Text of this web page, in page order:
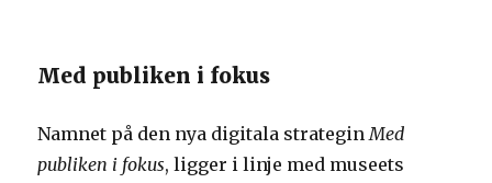
Med publiken i fokus
Namnet på den nya digitala strateginMed
publiken i fokus, ligger i linje med museets